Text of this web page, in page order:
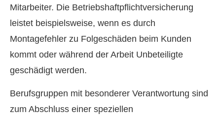
Mitarbeiter. Die Betriebshaftpflichtversicherung
leistet beispielsweise, wenn es durch
Montagefehler zu Folgeschäden beim Kunden
kommt oder während der Arbeit Unbeteiligte
geschädigt werden.
Berufsgruppen mit besonderer Verantwortung sind
zum Abschluss einer speziellen